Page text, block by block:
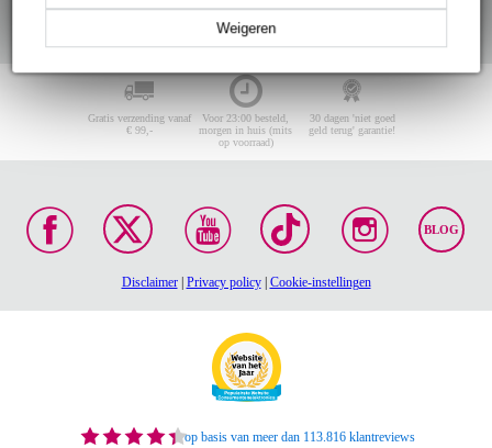
Weigeren
Gratis verzending vanaf
€ 99,-
Voor 23:00 besteld,
morgen in huis (mits
op voorraad)
30 dagen 'niet goed
geld terug' garantie!
BLOG
Disclaimer| Privacy policy| Cookie-instellingen
op basis van meer dan 113.816 klantreviews